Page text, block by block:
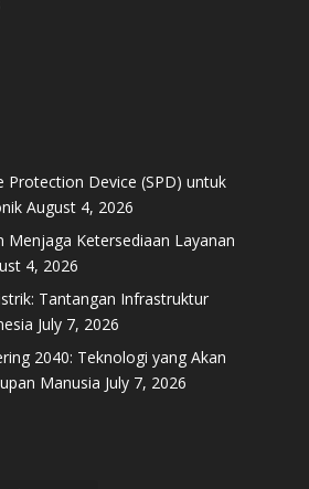
Protection Device (SPD) untuk
August 4, 2026
Menjaga Ketersediaan Layanan
4, 2026
Tantangan Infrastruktur
July 7, 2026
2040: Teknologi yang Akan
Manusia July 7, 2026